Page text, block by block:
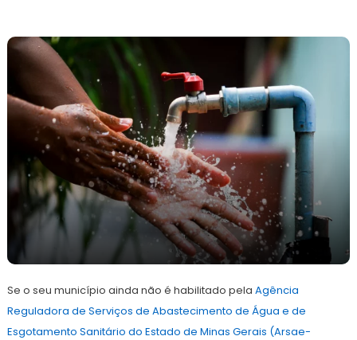
abril
de
Se o seu município ainda não é habilitado pela Agência
Reguladora de Serviços de Abastecimento de Água e de
Esgotamento Sanitário do Estado de Minas Gerais (Arsae-